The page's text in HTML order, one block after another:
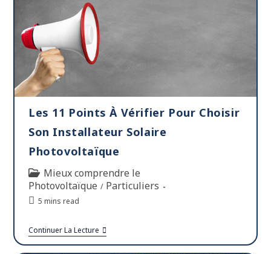
Les 11 Points À Vérifier Pour Choisir
Son Installateur Solaire
Photovoltaïque
Mieux comprendre le
Photovoltaïque / Particuliers
5 mins read
Continuer La Lecture